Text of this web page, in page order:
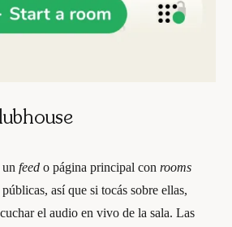
feed o página principal con rooms
así que si tocás sobre ellas,
el audio en vivo de la sala. Las